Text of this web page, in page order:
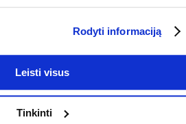
Rodyti informaciją
Leisti visus
Tinkinti
taisyklės?
FERA.LT klientai, kurie jį
yra visų įvertinimų vidurkis.
ir teigiamus, ir neigiamus